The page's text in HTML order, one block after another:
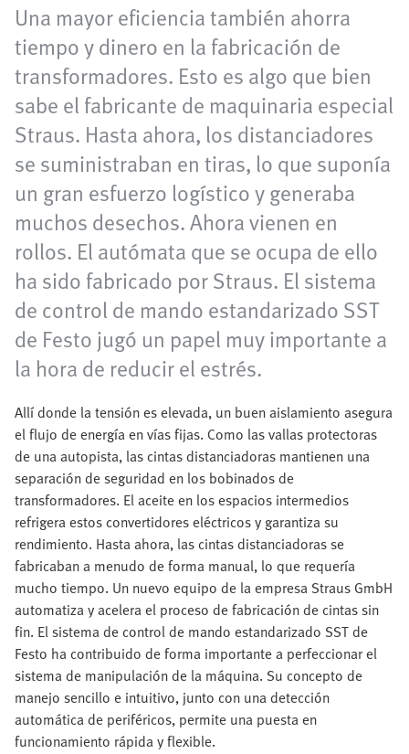
Una mayor eficiencia también ahorra
tiempo y dinero en la fabricación de
transformadores. Esto es algo que bien
sabe el fabricante de maquinaria especial
Straus. Hasta ahora, los distanciadores
se suministraban en tiras, lo que suponía
un gran esfuerzo logístico y generaba
muchos desechos. Ahora vienen en
rollos. El autómata que se ocupa de ello
ha sido fabricado por Straus. El sistema
de control de mando estandarizado SST
de Festo jugó un papel muy importante a
la hora de reducir el estrés.
Allí donde la tensión es elevada, un buen aislamiento asegura
el flujo de energía en vías fijas. Como las vallas protectoras
de una autopista, las cintas distanciadoras mantienen una
separación de seguridad en los bobinados de
transformadores. El aceite en los espacios intermedios
refrigera estos convertidores eléctricos y garantiza su
rendimiento. Hasta ahora, las cintas distanciadoras se
fabricaban a menudo de forma manual, lo que requería
mucho tiempo. Un nuevo equipo de la empresa Straus GmbH
automatiza y acelera el proceso de fabricación de cintas sin
fin. El sistema de control de mando estandarizado SST de
Festo ha contribuido de forma importante a perfeccionar el
sistema de manipulación de la máquina. Su concepto de
manejo sencillo e intuitivo, junto con una detección
automática de periféricos, permite una puesta en
funcionamiento rápida y flexible.